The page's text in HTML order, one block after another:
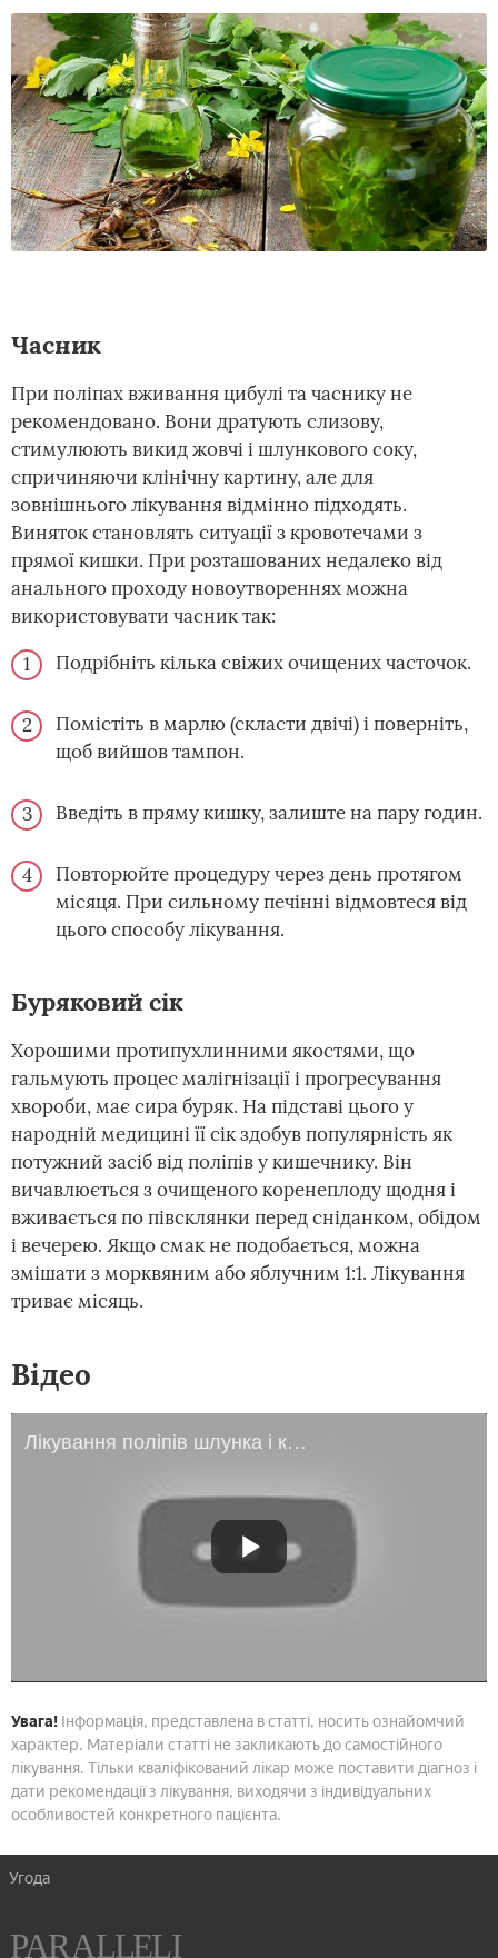
Часник
При поліпах вживання цибулі та часнику не
рекомендовано. Вони дратують слизову,
стимулюють викид жовчі і шлункового соку,
спричиняючи клінічну картину, але для
зовнішнього лікування відмінно підходять.
Виняток становлять ситуації з кровотечами з
прямої кишки. При розташованих недалеко від
анального проходу новоутвореннях можна
використовувати часник так:
Подрібніть кілька свіжих очищених часточок.
Помістіть в марлю (скласти двічі) і поверніть,
щоб вийшов тампон.
Введіть в пряму кишку, залиште на пару годин.
Повторюйте процедуру через день протягом
місяця. При сильному печінні відмовтеся від
цього способу лікування.
Буряковий сік
Хорошими протипухлинними якостями, що
гальмують процес малігнізації і прогресування
хвороби, має сира буряк. На підставі цього у
народній медицині її сік здобув популярність як
потужний засіб від поліпів у кишечнику. Він
вичавлюється з очищеного коренеплоду щодня і
вживається по півсклянки перед сніданком, обідом
і вечерею. Якщо смак не подобається, можна
змішати з морквяним або яблучним 1:1. Лікування
триває місяць.
Відео
Лікування поліпів шлунка і кишечника - каланхое.
Увага! Інформація, представлена в статті, носить ознайомчий
характер. Матеріали статті не закликають до самостійного
лікування. Тільки кваліфікований лікар може поставити діагноз і
дати рекомендації з лікування, виходячи з індивідуальних
особливостей конкретного пацієнта.
Угода